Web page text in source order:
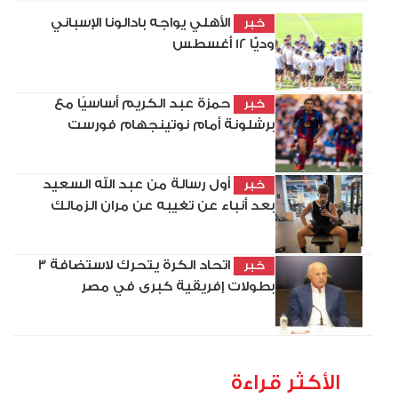
خبر
الأهلي يواجه بادالونا الإسباني
وديًّا 12 أغسطس
خبر
حمزة عبد الكريم أساسيًا مع
برشلونة أمام نوتينجهام فورست
خبر
أول رسالة من عبد الله السعيد
بعد أنباء عن تغيبه عن مران الزمالك
خبر
اتحاد الكرة يتحرك لاستضافة 3
بطولات إفريقية كبرى في مصر
الأكثر قراءة